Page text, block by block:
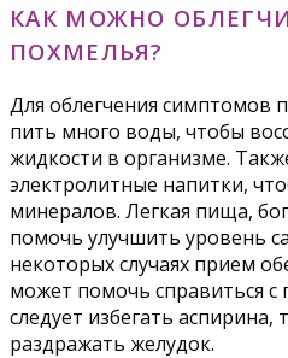
КАК МОЖНО
ПОХМЕЛЬЯ?
Для облегчения симптомов
пить много воды, чтобы
жидкости в организме.
электролитные напитки,
минералов. Легкая пища,
помочь улучшить уровень
некоторых случаях прием
может помочь справиться
следует избегать аспирина,
раздражать желудок.